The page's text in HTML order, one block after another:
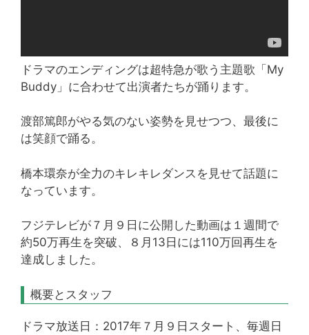
ドラマのエンディングは超特急が歌う主題歌「My
Buddy」に合わせて出演者たちが踊ります。
渡部篤郎がやる気のない姿勢を見せつつ、最後に
は笑顔で踊る。
橋本環奈が全力のキレキレダンスを見せて話題に
なっています。
フジテレビが７月９日に公開した動画は１週間で
約50万再生を突破、８月13日には110万回再生を
達成しました。
概要とスタッフ
ドラマ放送日：2017年７月９日スタート、毎週日